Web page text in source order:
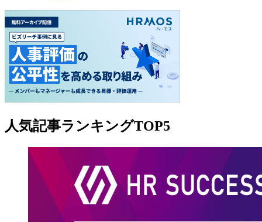
人気記事ランキングTOP5